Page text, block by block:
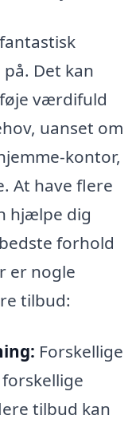
Det kan
værdifuld
uanset om
kontor,
At have flere
hjælpe dig
forhold
er nogle
tilbud:
Forskellige
tilbud kan